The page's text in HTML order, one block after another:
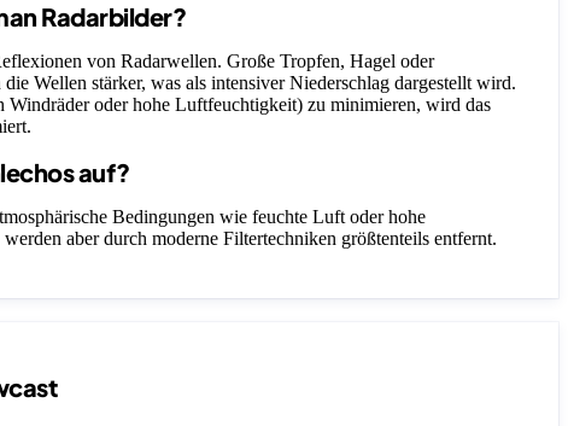
Radarbilder?
von Radarwellen. Große Tropfen, Hagel oder
Wellen stärker, was als intensiver Niederschlag dargestellt wird.
Windräder oder hohe Luftfeuchtigkeit) zu minimieren, wird das
auf?
Bedingungen wie feuchte Luft oder hohe
aber durch moderne Filtertechniken größtenteils entfernt.